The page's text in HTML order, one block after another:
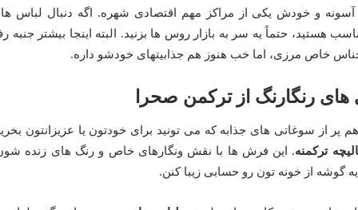
و خودش یکی از مراکز مهم اقتصادی شهره. اگه دنبال لباس
هستید، حتماً یه سر به بازار روس ها بزنید. البته اینجا بیشتر جنبه
خاص مرزی، اما خب هنوز هم جذابیتهای خودشو داره.
رنگارنگ از ترکمن صحرا
از سوغاتی های جذابه که می تونید برای خودتون یا عزیزانتون
ترکمنه. این فرش ها با نقش ونگارهای خاص و رنگ های زنده
گوشه از خونه تون رو حسابی زیبا کنن.